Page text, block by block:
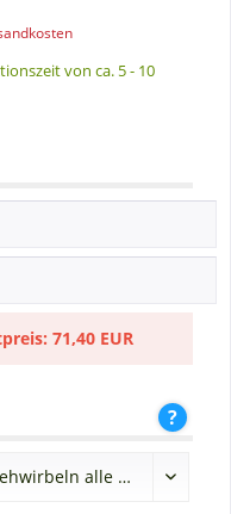
von ca. 5 - 10
71,40 EUR